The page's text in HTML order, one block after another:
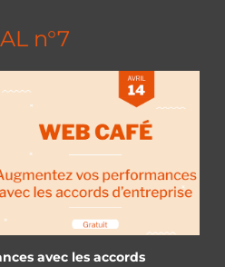
n°7
avec les accords